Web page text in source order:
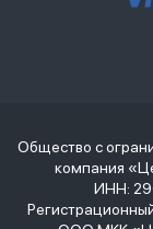
Общество с
компания
ИНН: